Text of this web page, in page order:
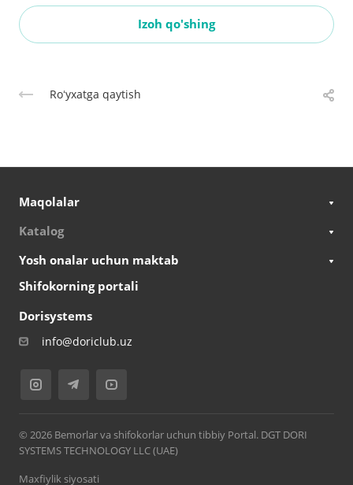
Izoh qo'shing
Roʻyxatga qaytish
Maqolalar
Katalog
Yosh onalar uchun maktab
Shifokorning portali
Dorisystems
info@doriclub.uz
© 2026 Bemorlar va shifokorlar uchun tibbiy Portal. DGT DORI
SYSTEMS TECHNOLOGY LLC (UAE)
Maxfiylik siyosati